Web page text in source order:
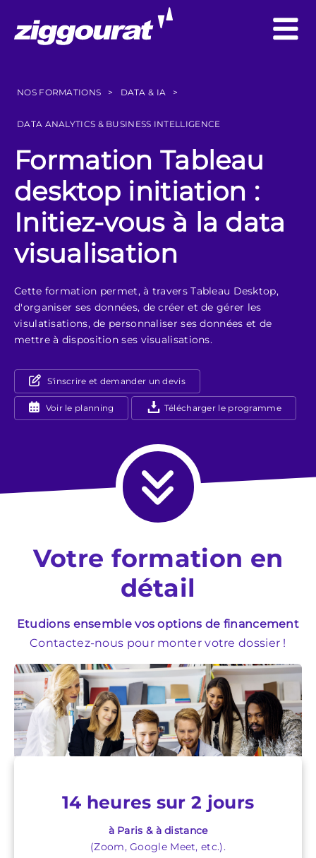
NOS FORMATIONS > DATA & IA >
DATA ANALYTICS & BUSINESS INTELLIGENCE
Formation Tableau
desktop initiation :
Initiez-vous à la data
visualisation
Cette formation permet, à travers Tableau Desktop,
d'organiser ses données, de créer et de gérer les
visulatisations, de personnaliser ses données et de
mettre à disposition ses visualisations.
S'inscrire et demander un devis
Voir le planning Télécharger le programme
Votre formation en
détail
Etudions ensemble vos options de financement
Contactez-nous pour monter votre dossier !
14 heures sur 2 jours
à Paris & à distance
(Zoom, Google Meet, etc.).